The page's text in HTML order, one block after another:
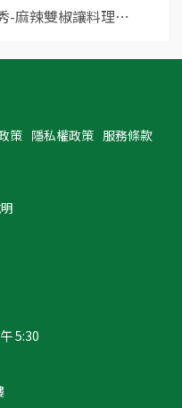
-麻辣雙椒讓料理⋯
策 隱私權政策 服務條款
5:30